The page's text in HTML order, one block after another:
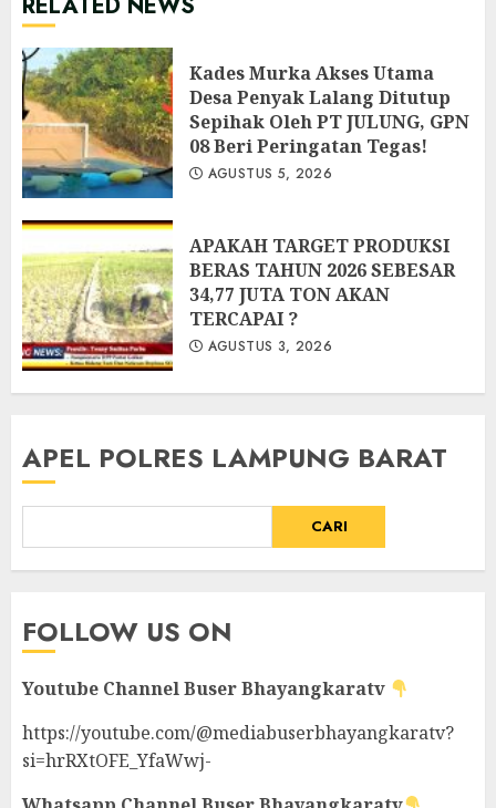
Kades Murka Akses Utama
Desa Penyak Lalang Ditutup
Sepihak Oleh PT JULUNG, GPN
08 Beri Peringatan Tegas!
AGUSTUS 5, 2026
APAKAH TARGET PRODUKSI
BERAS TAHUN 2026 SEBESAR
34,77 JUTA TON AKAN
TERCAPAI ?
AGUSTUS 3, 2026
APEL POLRES LAMPUNG BARAT
CARI
FOLLOW US ON
Youtube ChannelBuser Bhayangkaratv
https://youtube.com/@mediabuserbhayangkaratv?
si=hrRXtOFE_YfaWwj-